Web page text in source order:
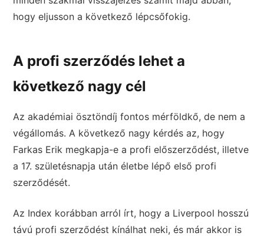
hogy eljusson a következő lépcsőfokig.
A profi szerződés lehet a
következő nagy cél
Az akadémiai ösztöndíj fontos mérföldkő, de nem a
végállomás. A következő nagy kérdés az, hogy
Farkas Erik megkapja-e a profi előszerződést, illetve
a 17. születésnapja után életbe lépő első profi
szerződését.
Az Index korábban arról írt, hogy a Liverpool hosszú
távú profi szerződést kínálhat neki, és már akkor is